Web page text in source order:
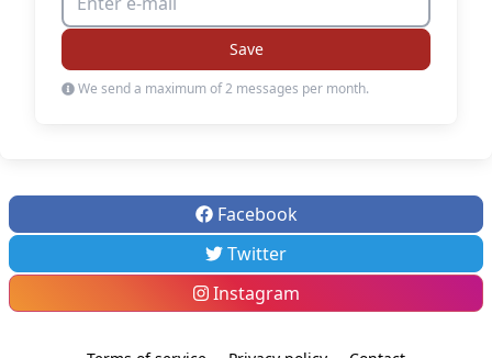
Save
We send a maximum of 2 messages per month.
Facebook
Twitter
Instagram